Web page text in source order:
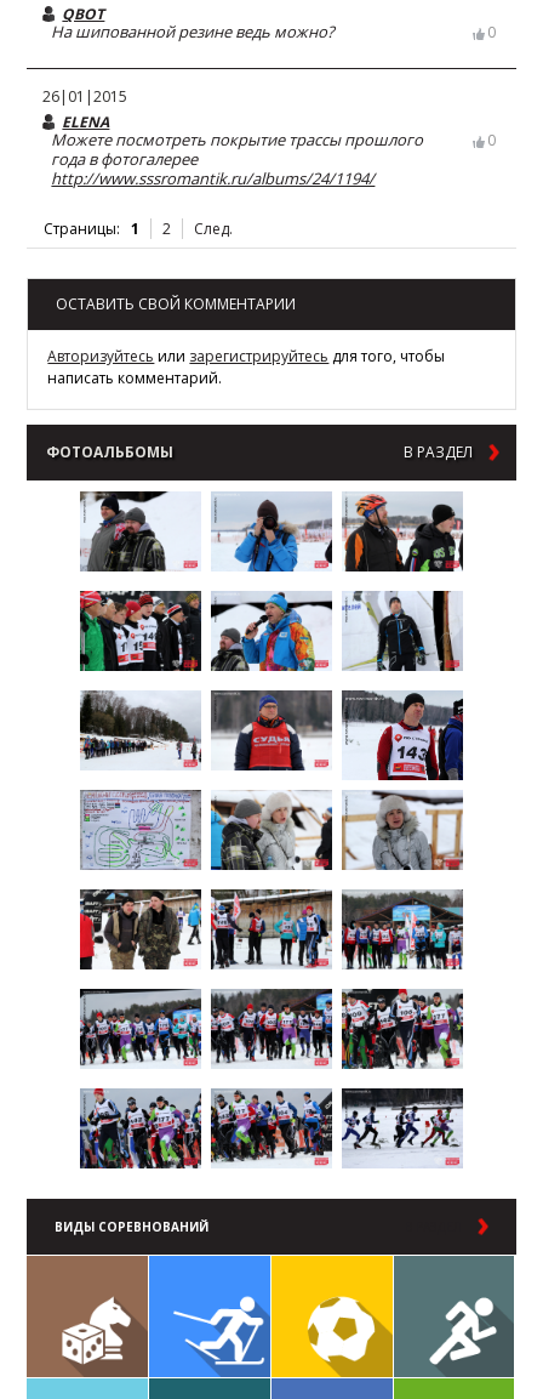
QBOT
На шипованной резине ведь можно? 0
26|01|2015
ELENA
Можете посмотреть покрытие трассы прошлого
года в фотогалерее
http://www.sssromantik.ru/albums/24/1194/
0
Страницы: 1 2 След.
ОСТАВИТЬ СВОЙ КОММЕНТАРИИ
Авторизуйтесь или зарегистрируйтесь для того, чтобы
написать комментарий.
ФОТОАЛЬБОМЫ В РАЗДЕЛ
ВИДЫ СОРЕВНОВАНИЙ